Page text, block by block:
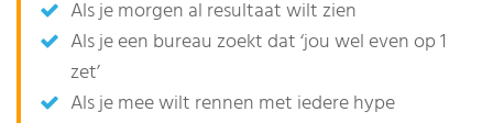
Als je morgen al resultaat wilt zien
Als je een bureau zoekt dat ‘jou wel even op 1
zet’
Als je mee wilt rennen met iedere hype